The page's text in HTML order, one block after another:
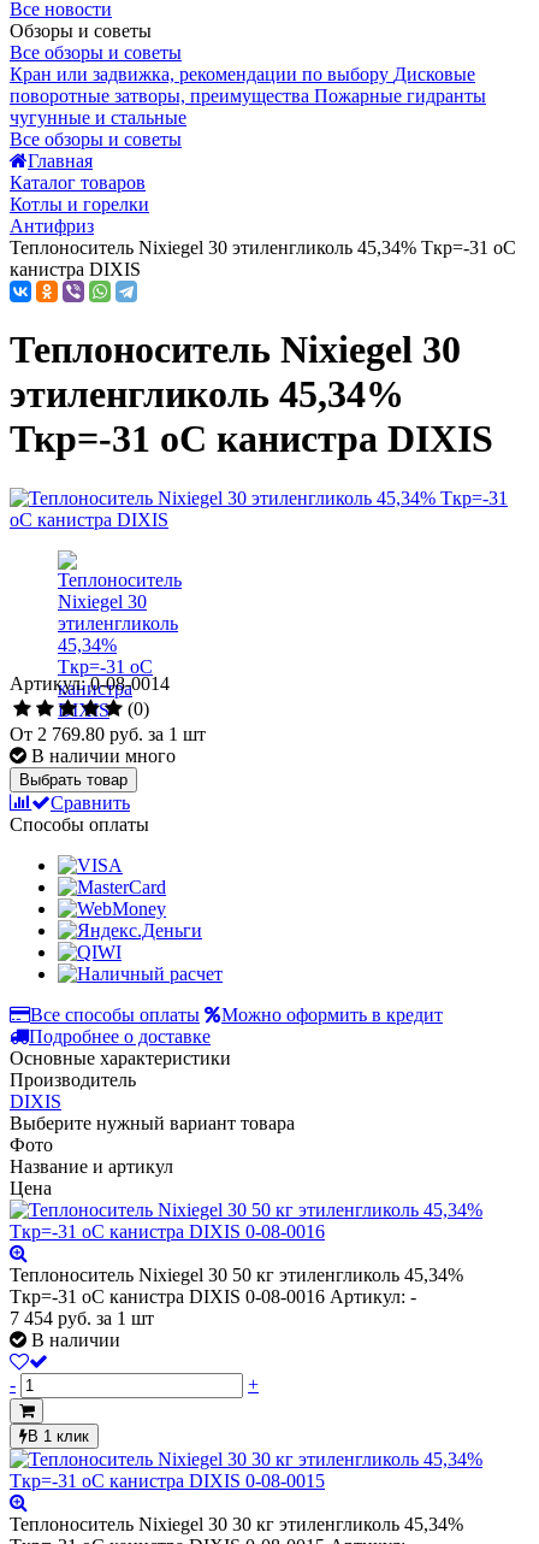
Все новости
Обзоры и советы
Все обзоры и советы
Кран или задвижка, рекомендации по выбору Дисковые
поворотные затворы, преимущества Пожарные гидранты
чугунные и стальные
Все обзоры и советы
Главная
Каталог товаров
Котлы и горелки
Антифриз
Теплоноситель Nixiegel 30 этиленгликоль 45,34% Ткр=-31 оС
канистра DIXIS
Теплоноситель Nixiegel 30
этиленгликоль 45,34%
Ткр=-31 оС канистра DIXIS
Артикул: 0-08-0014
(0)
От 2 769.80 руб. за 1 шт
В наличии много
Выбрать товар
Сравнить
Способы оплаты
Все способы оплаты
Можно оформить в кредит
Подробнее о доставке
Основные характеристики
Производитель
DIXIS
Выберите нужный вариант товара
Фото
Название и артикул
Цена
Теплоноситель Nixiegel 30 50 кг этиленгликоль 45,34%
Ткр=-31 оС канистра DIXIS 0-08-0016 Артикул: -
7 454 руб. за 1 шт
В наличии
- +
В 1 клик
Теплоноситель Nixiegel 30 30 кг этиленгликоль 45,34%